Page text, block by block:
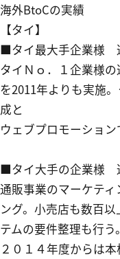
海外BtoCの実績
【タイ】
■タイ最大手企業様
タイＮｏ．１企業様
を2011年よりも実施
成と
ウェブプロモーション
■タイ大手の企業様
通販事業のマーケテ
ング。小売店も数百
テムの要件整理も行う。
２０１４年度からは